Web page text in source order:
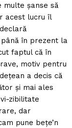
multe şanse să
acest lucru îl
în prezent la
faptul că în
motiv pentru
a decis că
şi mai ales
zibilitate
dar
pune beţe’n